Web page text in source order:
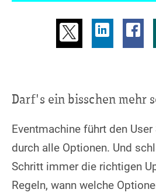
Darf's ein bisschen mehr
Eventmachine führt den
durch alle Optionen. Und
Schritt immer die richtigen
Regeln, wann welche